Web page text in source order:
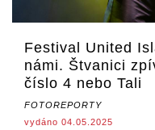
Festival United
námi. Štvanici
číslo 4 nebo Tali
FOTOREPORTY
vydáno 04.05.2025